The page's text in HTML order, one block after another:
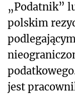
„Podatnik”
polskim
jest